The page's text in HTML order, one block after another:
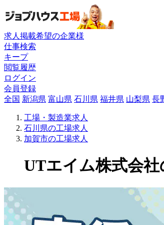
求人掲載希望の企業様
仕事検索
キープ
閲覧履歴
ログイン
会員登録
全国 新潟県 富山県 石川県 福井県 山梨県 長
工場・製造業求人
石川県の工場求人
加賀市の工場求人
UTエイム株式会社